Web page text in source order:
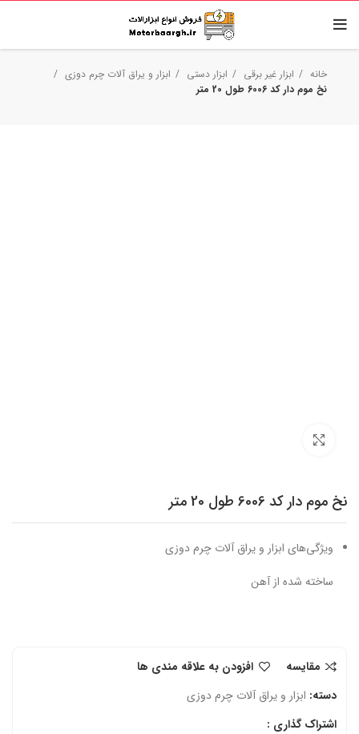
خانه ابزار غیر برقی ابزار دستی
ابزار و یراق آلات چرم دوزی
نخ موم دار کد 6006 طول 20 متر
نخ موم دار کد 6006 طول 20 متر
ویژگی‌های ابزار و یراق آلات چرم دوزی
ساخته شده از آهن
مقایسه
افزودن به علاقه مندی ها
دسته: ابزار و یراق آلات چرم دوزی
اشتراک گذاری :